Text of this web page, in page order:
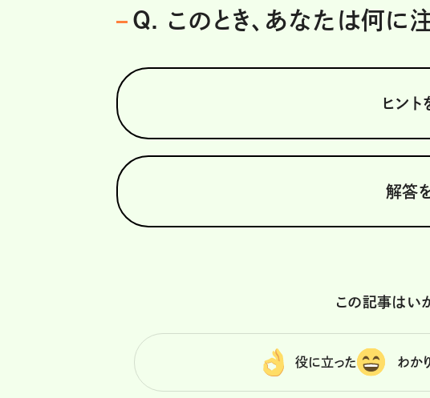
Q. このとき、あなたは何に
ヒント
解答
この記事はい
役に立った わか